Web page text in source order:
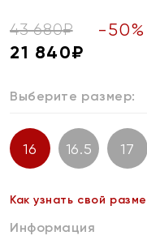
43 680₽ -50%
21 840₽
Выберите размер:
16 16.5 17
Как узнать свой
Информация